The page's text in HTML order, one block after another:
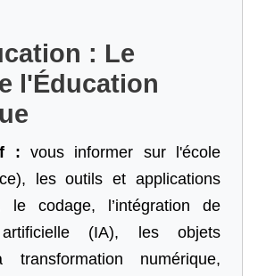
: Le
l'Éducation
: vous informer sur l'école
les outils et applications
le codage,
l’intégration de
artificielle (IA), les objets
transformation numérique,